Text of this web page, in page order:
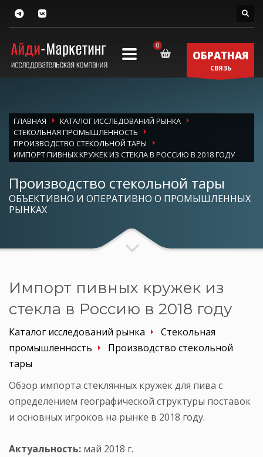
ОБРАТНАЯ
СВЯЗЬ
ГЛАВНАЯ
КАТАЛОГ ИССЛЕДОВАНИЙ РЫНКА
СТЕКОЛЬНАЯ ПРОМЫШЛЕННОСТЬ
ПРОИЗВОДСТВО СТЕКОЛЬНОЙ ТАРЫ
ИМПОРТ ПИВНЫХ КРУЖЕК ИЗ СТЕКЛА В РОССИЮ В 2018 ГОДУ
Производство стекольной тары
ОБЪЕКТИВНО И ОПЕРАТИВНО О ПРОМЫШЛЕННЫХ
РЫНКАХ
Импорт пивных кружек из
стекла в Россию в 2018 году
Каталог исследований рынка
Стекольная
промышленность
Производство стекольной
тары
Обзор импорта стеклянных кружек для пива с
определением географической структуры поставок
и основных игроков на рынке в 2018 году.
Актуальность: май 2018 г.